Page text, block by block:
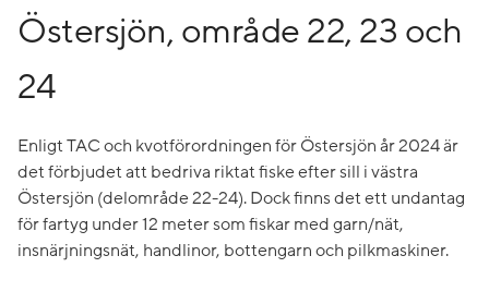
Östersjön, område 22, 23 och
24
Enligt TAC och kvotförordningen för Östersjön år 2024 är
det förbjudet att bedriva riktat fiske efter sill i västra
Östersjön (delområde 22-24). Dock finns det ett undantag
för fartyg under 12 meter som fiskar med garn/nät,
insnärjningsnät, handlinor, bottengarn och pilkmaskiner.